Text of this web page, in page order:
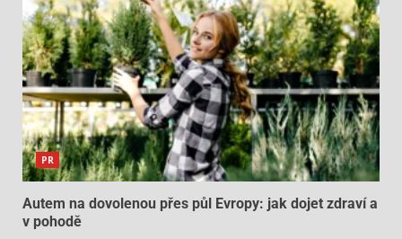
PR
Autem na dovolenou přes půl Evropy: jak dojet zdraví a
v pohodě